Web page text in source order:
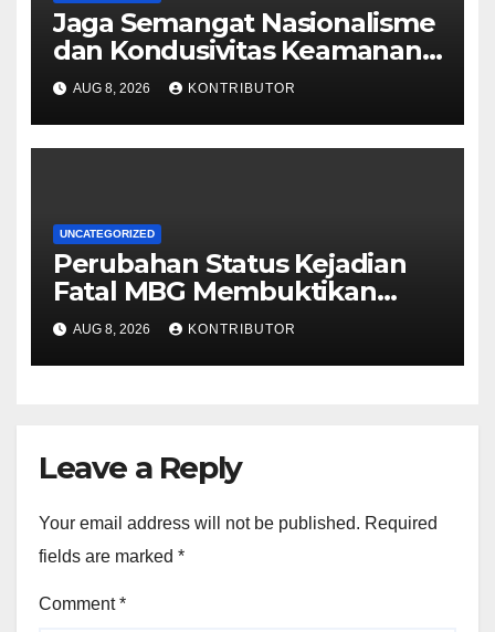
Jaga Semangat Nasionalisme
dan Kondusivitas Keamanan
Papua Jelang HUT Ke-81 RI
AUG 8, 2026 KONTRIBUTOR
UNCATEGORIZED
Perubahan Status Kejadian
Fatal MBG Membuktikan
Pemerintah Tidak Main-main
AUG 8, 2026 KONTRIBUTOR
Leave a Reply
Your email address will not be published. Required
fields are marked *
Comment*